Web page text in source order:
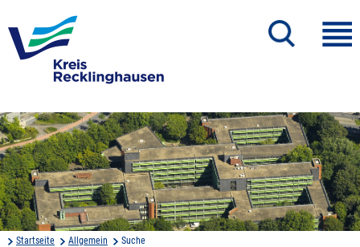
Startseite Allgemein Suche